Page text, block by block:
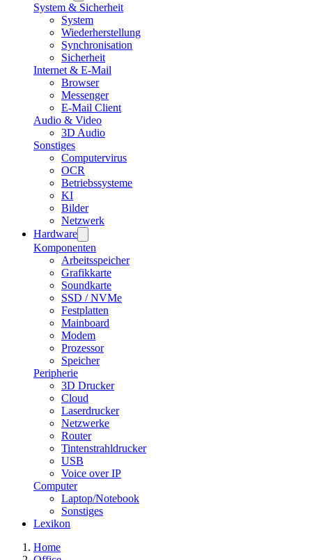
System & Sicherheit
System
Wiederherstellung
Synchronisation
Sicherheit
Internet & E-Mail
Browser
Messenger
E-Mail Client
Audio & Video
3D Audio
Sonstiges
Computervirus
OCR
Betriebssysteme
KI
Bilder
Netzwerk
Hardware
Komponenten
Arbeitsspeicher
Grafikkarte
Soundkarte
SSD / NVMe
Festplatten
Mainboard
Modem
Prozessor
Speicher
Peripherie
3D Drucker
Cloud
Laserdrucker
Netzwerke
Router
Tintenstrahldrucker
USB
Voice over IP
Computer
Laptop/Notebook
Sonstiges
Lexikon
Home